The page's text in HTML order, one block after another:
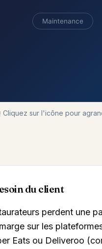
Cliquez sur l'icône pour
du client
perdent une
sur les
Eats ou Deliveroo